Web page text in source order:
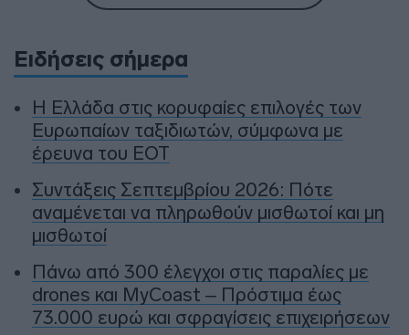
Ειδήσεις σήμερα
Η Ελλάδα στις κορυφαίες επιλογές των
Ευρωπαίων ταξιδιωτών, σύμφωνα με
έρευνα του ΕΟΤ
Συντάξεις Σεπτεμβρίου 2026: Πότε
αναμένεται να πληρωθούν μισθωτοί και μη
μισθωτοί
Πάνω από 300 έλεγχοι στις παραλίες με
drones και MyCoast – Πρόστιμα έως
73.000 ευρώ και σφραγίσεις επιχειρήσεων